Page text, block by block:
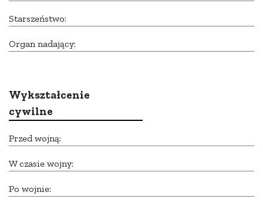
Starszeństwo:
Organ nadający:
Wykształcenie
cywilne
Przed wojną:
W czasie wojny:
Po wojnie: